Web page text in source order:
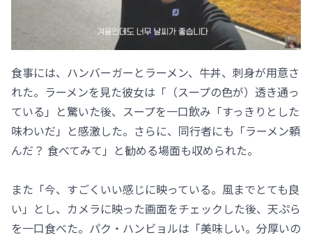
食事には、ハンバーガーとラーメン、牛丼、刺身が用意さ
れた。ラーメンを見た彼女は「（スープの色が）透き通っ
ている」と驚いた後、スープを一口飲み「すっきりとした
味わいだ」と感激した。さらに、同行者にも「ラーメン頼
んだ？ 食べてみて」と勧める場面も収められた。
また「今、すごくいい感じに映っている。風までとても良
い」とし、カメラに映った画面をチェックした後、天ぷら
を一口食べた。パク・ハンビョルは「美味しい。分厚いの